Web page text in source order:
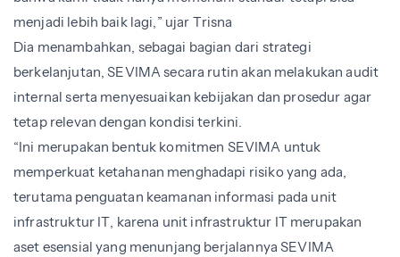
menjadi lebih baik lagi,” ujar Trisna
Dia menambahkan, sebagai bagian dari strategi
berkelanjutan, SEVIMA secara rutin akan melakukan audit
internal serta menyesuaikan kebijakan dan prosedur agar
tetap relevan dengan kondisi terkini.
“Ini merupakan bentuk komitmen SEVIMA untuk
memperkuat ketahanan menghadapi risiko yang ada,
terutama penguatan keamanan informasi pada unit
infrastruktur IT, karena unit infrastruktur IT merupakan
aset esensial yang menunjang berjalannya SEVIMA